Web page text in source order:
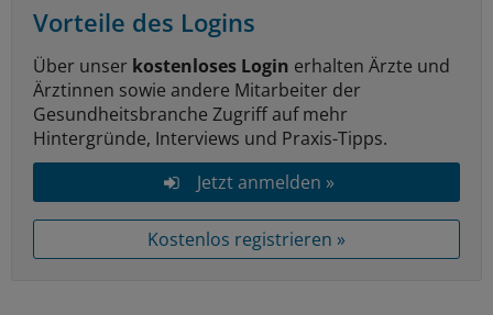
Vorteile des Logins
Über unser kostenloses Login erhalten Ärzte und
Ärztinnen sowie andere Mitarbeiter der
Gesundheitsbranche Zugriff auf mehr
Hintergründe, Interviews und Praxis-Tipps.
Jetzt anmelden »
Kostenlos registrieren »